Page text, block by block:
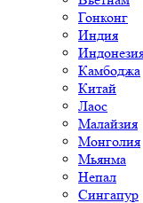
Гонконг
Индия
Камбоджа
Китай
Лаос
Малайзия
Монголия
Мьянма
Непал
Сингапур